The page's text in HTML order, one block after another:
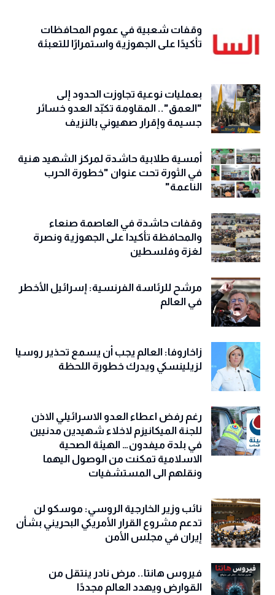
وقفات شعبية في عموم المحافظات
تأكيدًا على الجهوزية واستمرارًا للتعبئة
بعمليات نوعية تجاوزت الحدود إلى
"العمق".. المقاومة تكبّد العدو خسائر
جسيمة وإقرار صهيوني بالنزيف
أمسية طلابية حاشدة لمركز الشهيد هنية
في الثورة تحت عنوان "خطورة الحرب
الناعمة"
وقفات حاشدة في العاصمة صنعاء
والمحافظة تأكيدا على الجهوزية ونصرة
لغزة وفلسطين
مرشح للرئاسة الفرنسية: إسرائيل الأخطر
في العالم
زاخاروفا: العالم يجب أن يسمع تحذير روسيا
لزيلينسكي ويدرك خطورة اللحظة
رغم رفض اعطاء العدو الاسرائيلي الاذن
للجنة الميكانيزم لاخلاء شهيدين مدنيين
في بلدة ميفدون… الهيئة الصحية
الاسلامية تمكنت من الوصول اليهما
ونقلهم الى المستشفيات
نائب وزير الخارجية الروسي: موسكو لن
تدعم مشروع القرار الأمريكي البحريني بشأن
إيران في مجلس الأمن
فيروس هانتا.. مرض نادر ينتقل من
القوارض ويهدد العالم مجددًا